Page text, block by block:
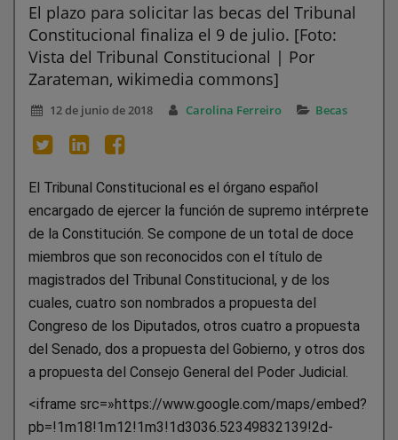
El plazo para solicitar las becas del Tribunal
Constitucional finaliza el 9 de julio. [Foto:
Vista del Tribunal Constitucional | Por
Zarateman, wikimedia commons]
12 de junio de 2018 Carolina Ferreiro Becas
El Tribunal Constitucional es el órgano español
encargado de ejercer la función de supremo intérprete
de la Constitución. Se compone de un total de doce
miembros que son reconocidos con el título de
magistrados del Tribunal Constitucional, y de los
cuales, cuatro son nombrados a propuesta del
Congreso de los Diputados, otros cuatro a propuesta
del Senado, dos a propuesta del Gobierno, y otros dos
a propuesta del Consejo General del Poder Judicial.
<iframe src=»https://www.google.com/maps/embed?
pb=!1m18!1m12!1m3!1d3036.52349832139!2d-